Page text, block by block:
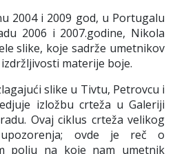
2004 i 2009 god, u Portugalu
2006 i 2007.godine, Nikola
slike, koje sadrže umetnikov
materije boje.
slike u Tivtu, Petrovcu i
izložbu crteža u Galeriji
Ovaj ciklus crteža velikog
ovde je reč o
polju na koje nam umetnik